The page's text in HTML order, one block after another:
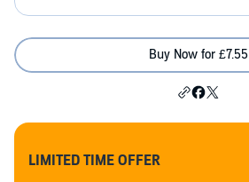
Buy Now for £7.55
LIMITED TIME OFFER